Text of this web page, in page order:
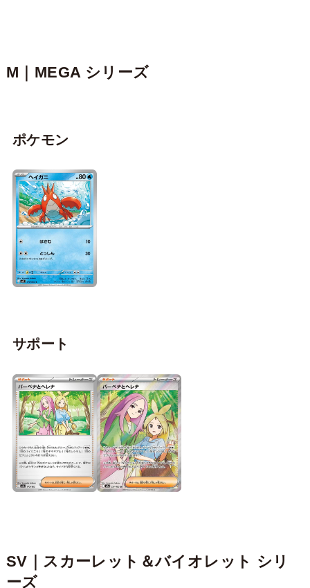
M｜MEGA シリーズ
ポケモン
サポート
SV｜スカーレット＆バイオレット シリ
ーズ